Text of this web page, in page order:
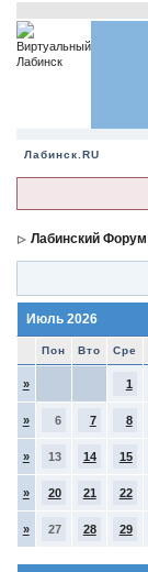
Лабинск.RU
Лабинский Форум
Июль 2026
Пон Вто Сре
» 1
» 6 7 8
» 13 14 15
» 20 21 22
» 27 28 29